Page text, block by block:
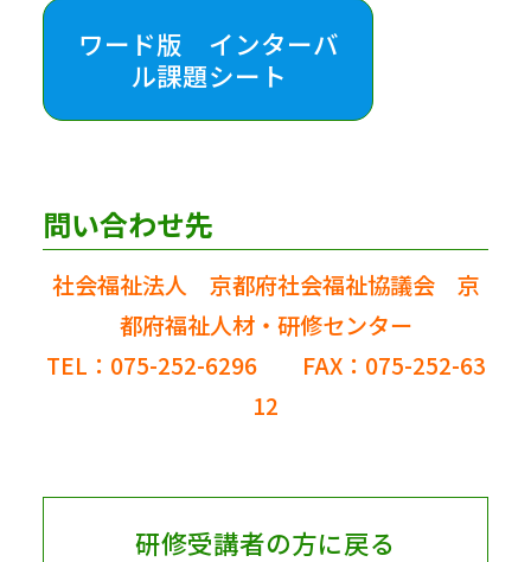
ワード版 インターバ
ル課題シート
問い合わせ先
社会福祉法人 京都府社会福祉協議会 京
都府福祉人材・研修センター
TEL：075-252-6296 FAX：075-252-63
12
研修受講者の方に戻る